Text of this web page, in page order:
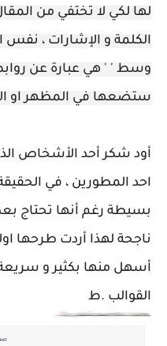
لها لكي لا تختفي من
الكلمة و الإشارات ، نفس
وسط ' ' هي عبارة عن روابط
ستضعها في المظهر او
أود شكر أحد الأشخاص
احد المطورين ، في
بسيطة رغم أنها تحتاج
ناجحة لهذا أردت طرحها
أسهل منها بكثير و سريعة
القوالب .ط